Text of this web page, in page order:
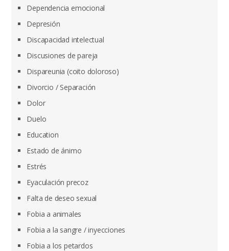
Dependencia emocional
Depresión
Discapacidad intelectual
Discusiones de pareja
Dispareunia (coito doloroso)
Divorcio / Separación
Dolor
Duelo
Education
Estado de ánimo
Estrés
Eyaculación precoz
Falta de deseo sexual
Fobia a animales
Fobia a la sangre / inyecciones
Fobia a los petardos